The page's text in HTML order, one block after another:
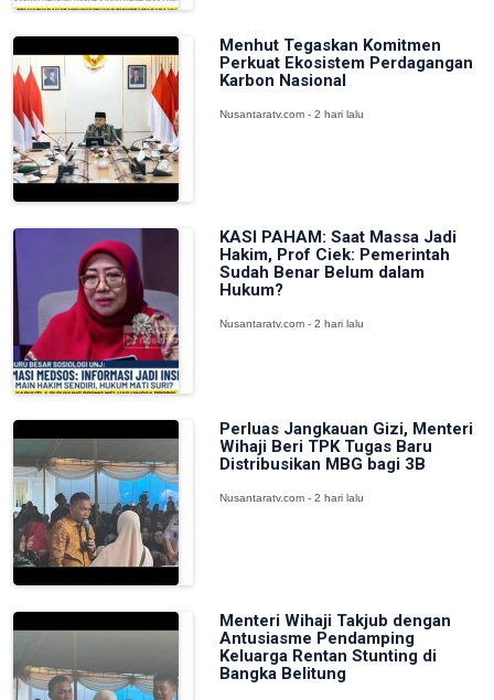
Menhut Tegaskan Komitmen
Perkuat Ekosistem Perdagangan
Karbon Nasional
Nusantaratv.com - 2 hari lalu
KASI PAHAM: Saat Massa Jadi
Hakim, Prof Ciek: Pemerintah
Sudah Benar Belum dalam
Hukum?
Nusantaratv.com - 2 hari lalu
Perluas Jangkauan Gizi, Menteri
Wihaji Beri TPK Tugas Baru
Distribusikan MBG bagi 3B
Nusantaratv.com - 2 hari lalu
Menteri Wihaji Takjub dengan
Antusiasme Pendamping
Keluarga Rentan Stunting di
Bangka Belitung